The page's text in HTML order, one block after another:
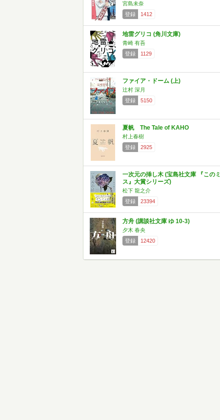
宮島未奈
登録
1412
地雷グリコ (角川文庫)
青崎 有吾
登録
1129
ファイア・ドーム (上)
辻村 深月
登録
5150
夏帆 The Tale of KAHO
村上春樹
登録
2925
一次元の挿し木 (宝島社文庫 『このミ
ス』大賞シリーズ)
松下 龍之介
登録
23394
方舟 (講談社文庫 ゆ 10-3)
夕木 春央
登録
12420